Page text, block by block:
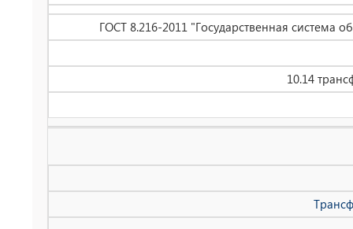
ГОСТ 8.216-2011 "Государственная система
10.14